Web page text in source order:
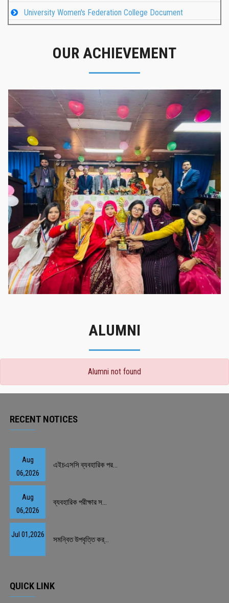
University Women's Federation College Document
OUR ACHIEVEMENT
গৌরবের মুহূর্ত
গৌরবের মুহূর্ত
ALUMNI
Alumni not found
RECENT NOTICES
Aug
06,2026
এইচএসসি ব্যবহারিক পর...
Aug
06,2026
ব্যবহারিক পরীক্ষার স...
Jul 01,2026
সমন্বিত উপবৃত্তি কর্...
QUICK LINK